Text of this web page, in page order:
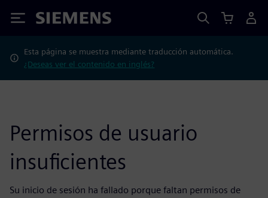
Siemens
Esta página se muestra mediante traducción automática.
¿Deseas ver el contenido en inglés?
Permisos de usuario
insuficientes
Su inicio de sesión ha fallado porque faltan permisos de